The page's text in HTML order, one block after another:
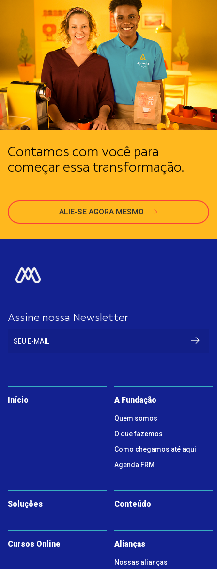
Contamos com você para
começar essa transformação.
ALIE-SE AGORA MESMO
Assine nossa Newsletter
SEU E-MAIL
Início A Fundação
Quem somos
O que fazemos
Como chegamos até aqui
Agenda FRM
Soluções Conteúdo
Cursos Online Alianças
Nossas alianças